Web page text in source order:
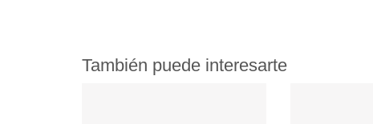
También puede interesarte